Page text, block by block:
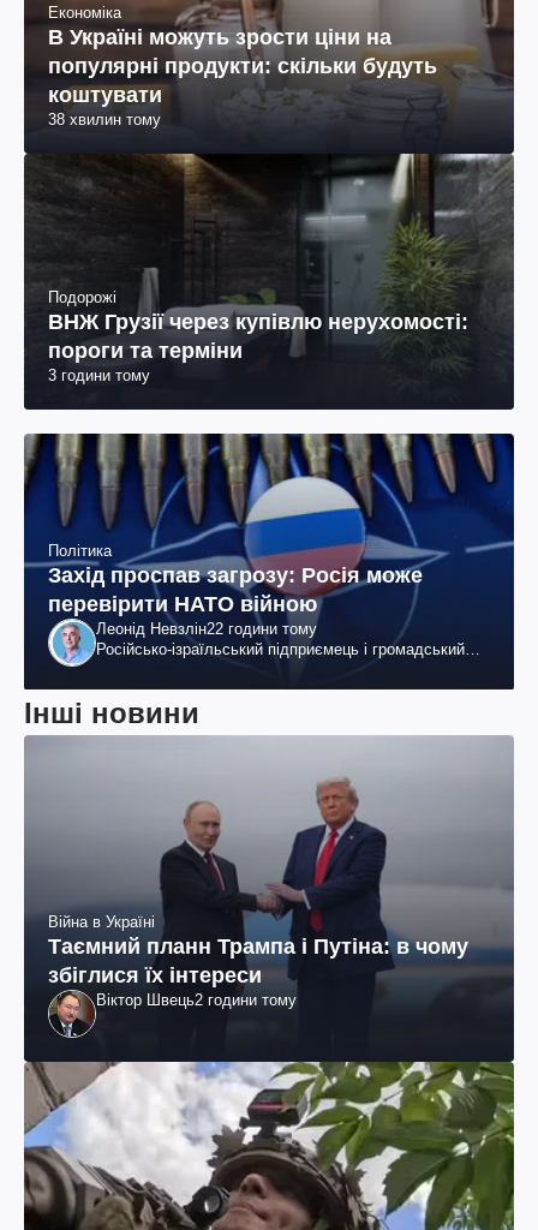
Економіка
В Україні можуть зрости ціни на
популярні продукти: скільки будуть
коштувати
38 хвилин тому
Подорожі
ВНЖ Грузії через купівлю нерухомості:
пороги та терміни
3 години тому
Політика
Захід проспав загрозу: Росія може
перевірити НАТО війною
Леонід Невзлін22 години тому
Російсько-ізраїльський підприємець і громадський
Інші новини
Війна в Україні
Таємний планн Трампа і Путіна: в чому
збіглися їх інтереси
Віктор Швець2 години тому